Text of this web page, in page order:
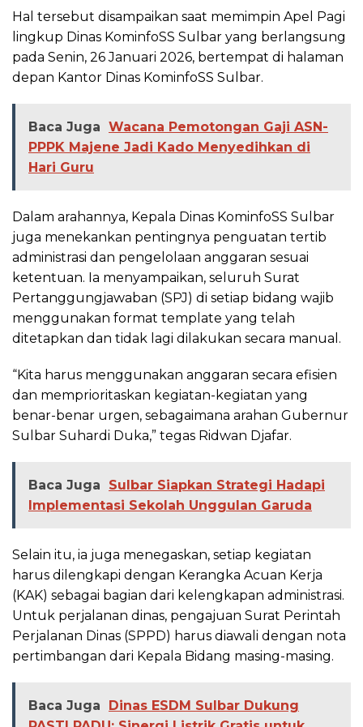
Hal tersebut disampaikan saat memimpin Apel Pagi
lingkup Dinas KominfoSS Sulbar yang berlangsung
pada Senin, 26 Januari 2026, bertempat di halaman
depan Kantor Dinas KominfoSS Sulbar.
Baca Juga Wacana Pemotongan Gaji ASN-
PPPK Majene Jadi Kado Menyedihkan di
Hari Guru
Dalam arahannya, Kepala Dinas KominfoSS Sulbar
juga menekankan pentingnya penguatan tertib
administrasi dan pengelolaan anggaran sesuai
ketentuan. Ia menyampaikan, seluruh Surat
Pertanggungjawaban (SPJ) di setiap bidang wajib
menggunakan format template yang telah
ditetapkan dan tidak lagi dilakukan secara manual.
“Kita harus menggunakan anggaran secara efisien
dan memprioritaskan kegiatan-kegiatan yang
benar-benar urgen, sebagaimana arahan Gubernur
Sulbar Suhardi Duka,” tegas Ridwan Djafar.
Baca Juga
Sulbar Siapkan Strategi Hadapi
Implementasi Sekolah Unggulan Garuda
Selain itu, ia juga menegaskan, setiap kegiatan
harus dilengkapi dengan Kerangka Acuan Kerja
(KAK) sebagai bagian dari kelengkapan administrasi.
Untuk perjalanan dinas, pengajuan Surat Perintah
Perjalanan Dinas (SPPD) harus diawali dengan nota
pertimbangan dari Kepala Bidang masing-masing.
Baca Juga
Dinas ESDM Sulbar Dukung